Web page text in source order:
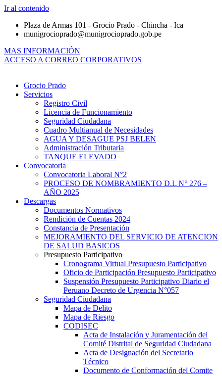
Ir al contenido
Plaza de Armas 101 - Grocio Prado - Chincha - Ica
munigrocioprado@munigrocioprado.gob.pe
MAS INFORMACIÓN
ACCESO A CORREO CORPORATIVOS
Grocio Prado
Servicios
Registro Civil
Licencia de Funcionamiento
Seguridad Ciudadana
Cuadro Multianual de Necesidades
AGUA Y DESAGUE PSJ BELEN
Administración Tributaria
TANQUE ELEVADO
Convocatoria
Convocatoria Laboral N°2
PROCESO DE NOMBRAMIENTO D.L N° 276 –
AÑO 2025
Descargas
Documentos Normativos
Rendición de Cuentas 2024
Constancia de Presentación
MEJORAMIENTO DEL SERVICIO DE ATENCION
DE SALUD BASICOS
Presupuesto Participativo
Cronograma Virtual Presupuesto Participativo
Oficio de Participación Presupuesto Participativo
Suspensión Presupuesto Participativo Diario el
Peruano Decreto de Urgencia N°057
Seguridad Ciudadana
Mapa de Delito
Mapa de Riesgo
CODISEC
Acta de Instalación y Juramentación del
Comité Distrital de Seguridad Ciudadana
Acta de Designación del Secretario
Técnico
Documento de Conformación del Comite